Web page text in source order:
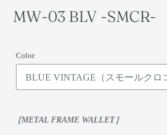
ラ
MW-03 BLV -SMCR-
Color
［METAL FRAME WALLET］